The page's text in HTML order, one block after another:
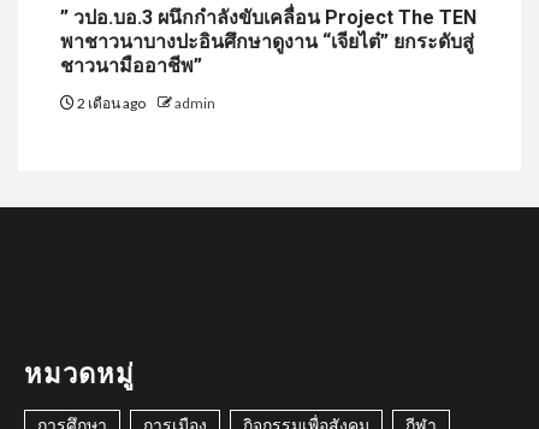
” วปอ.บอ.3 ผนึกกำลังขับเคลื่อน Project The TEN
พาชาวนาบางปะอินศึกษาดูงาน “เจียไต๋” ยกระดับสู่
ชาวนามืออาชีพ”
2 เดือน ago admin
หมวดหมู่
การศึกษา การเมือง กิจกรรมเพื่อสังคม กีฬา